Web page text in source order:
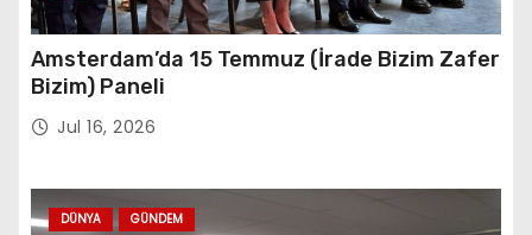
Amsterdam’da 15 Temmuz (İrade Bizim Zafer
Bizim) Paneli
Jul 16, 2026
DÜNYA GÜNDEM